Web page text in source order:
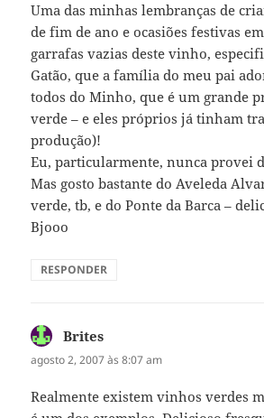
Uma das minhas lembranças de
de fim de ano e ocasiões festivas em
garrafas vazias deste vinho,
Gatão, que a família do meu pai
todos do Minho, que é um grande
verde – e eles próprios já tinham
produção)!
Eu, particularmente, nunca provei
Mas gosto bastante do Aveleda
verde, tb, e do Ponte da Barca –
Bjooo
RESPONDER
Brites
agosto 2, 2007 às 8:07 am
Realmente existem vinhos verdes